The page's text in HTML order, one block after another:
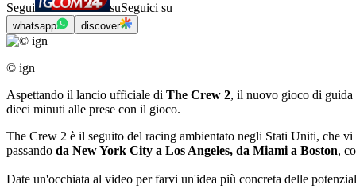
Segui suSeguici su
whatsapp discover
© ign
Aspettando il lancio ufficiale di The Crew 2, il nuovo gioco di
dieci minuti alle prese con il gioco.
The Crew 2 è il seguito del racing ambientato negli Stati Uniti, che
passando da New York City a Los Angeles, da Miami a Boston,
Date un'occhiata al video per farvi un'idea più concreta delle